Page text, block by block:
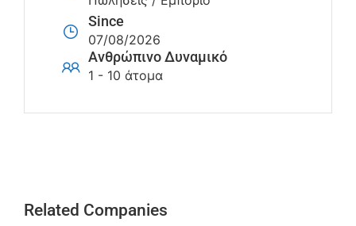
Since
07/08/2026
Ανθρώπινο Δυναμικό
1 - 10 άτομα
Related Companies